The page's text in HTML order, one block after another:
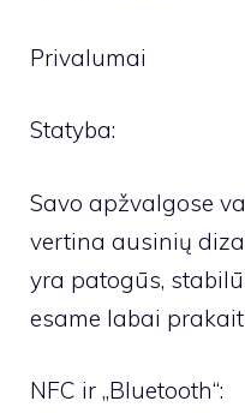
Privalumai
Statyba:
Savo apžvalgose
vertina ausinių
yra patogūs,
esame labai
NFC ir „Bluetooth“: